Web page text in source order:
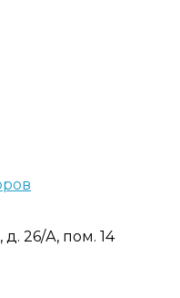
д. 26/А, пом. 14